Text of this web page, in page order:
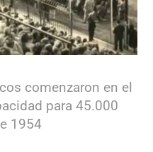
comenzaron en el
para 45.000
1954